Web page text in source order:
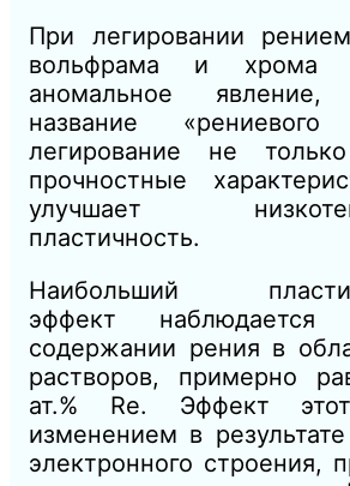
При легировании
вольфрама и хрома
аномальное явление,
название «рениевого
легирование не
прочностные
улучшает
пластичность.
Наибольший
эффект
содержании рения в
растворов, примерно
ат.% Re. Эффект
изменением в
электронного строения,